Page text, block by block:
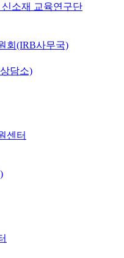
소재 교육연구단
회(IRB사무국)
담소)
센터